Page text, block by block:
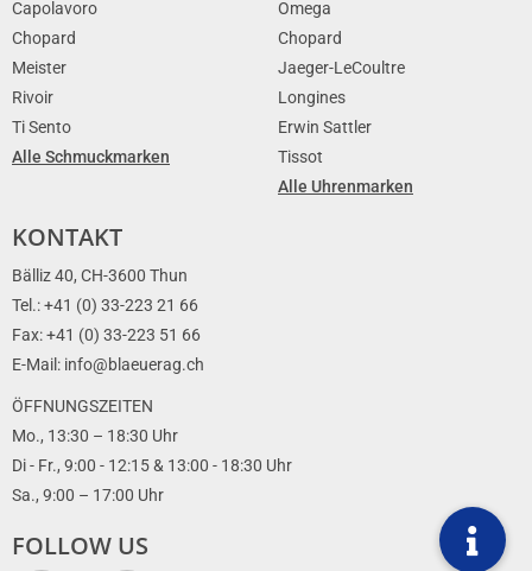
Capolavoro
Chopard
Meister
Rivoir
Ti Sento
Alle Schmuckmarken
Omega
Chopard
Jaeger-LeCoultre
Longines
Erwin Sattler
Tissot
Alle Uhrenmarken
KONTAKT
Bälliz 40, CH-3600 Thun
Tel.: +41 (0) 33-223 21 66
Fax: +41 (0) 33-223 51 66
E-Mail: info@blaeuerag.ch
ÖFFNUNGSZEITEN
Mo., 13:30 – 18:30 Uhr
Di - Fr., 9:00 - 12:15 & 13:00 - 18:30 Uhr
Sa., 9:00 – 17:00 Uhr
FOLLOW US